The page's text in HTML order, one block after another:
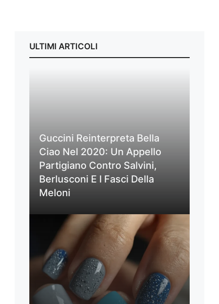
ULTIMI ARTICOLI
Guccini Reinterpreta Bella
Ciao Nel 2020: Un Appello
Partigiano Contro Salvini,
Berlusconi E I Fasci Della
Meloni